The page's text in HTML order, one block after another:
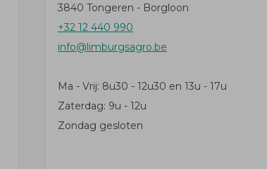
3840 Tongeren - Borgloon
+32 12 440 990
info@limburgsagro.be
Ma - Vrij: 8u30 - 12u30 en 13u - 17u
Zaterdag: 9u - 12u
Zondag gesloten